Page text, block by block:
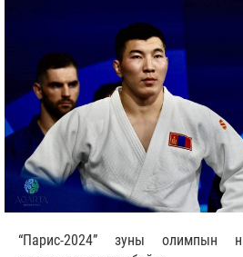
“Парис-2024” зуны олимпын